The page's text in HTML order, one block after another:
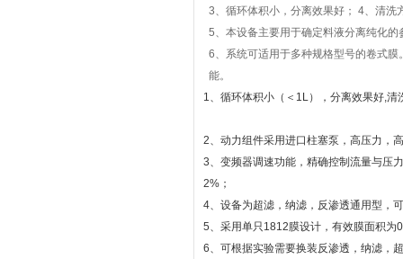
3、循环体积小，分离效果好； 4、清洗
5、本设备主要用于确定料液分离纯化
6、系统可适用于多种规格型号的卷式
能。
1、循环体积小（＜1L），分离效果好,
2、动力组件采用进口柱塞泵，高压力，
3、变频器调速功能，精确控制流量与压
2%；
4、设备为超滤，纳滤，反渗透通用型，
5、采用单只1812膜设计，有效膜面积
6、可根据实验需要换装反渗透，纳滤，